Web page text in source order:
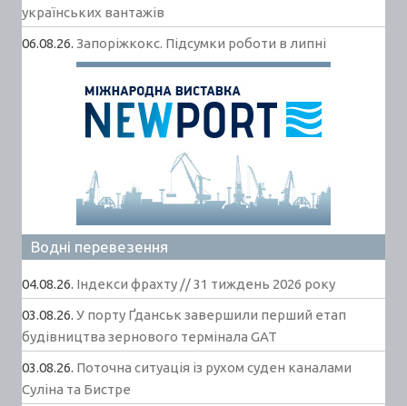
українських вантажів
06.08.26. Запоріжкокс. Підсумки роботи в липні
Водні перевезення
04.08.26. Індекси фрахту // 31 тиждень 2026 року
03.08.26. У порту Ґданськ завершили перший етап
будівництва зернового термінала GAT
03.08.26. Поточна ситуація із рухом суден каналами
Суліна та Бистре